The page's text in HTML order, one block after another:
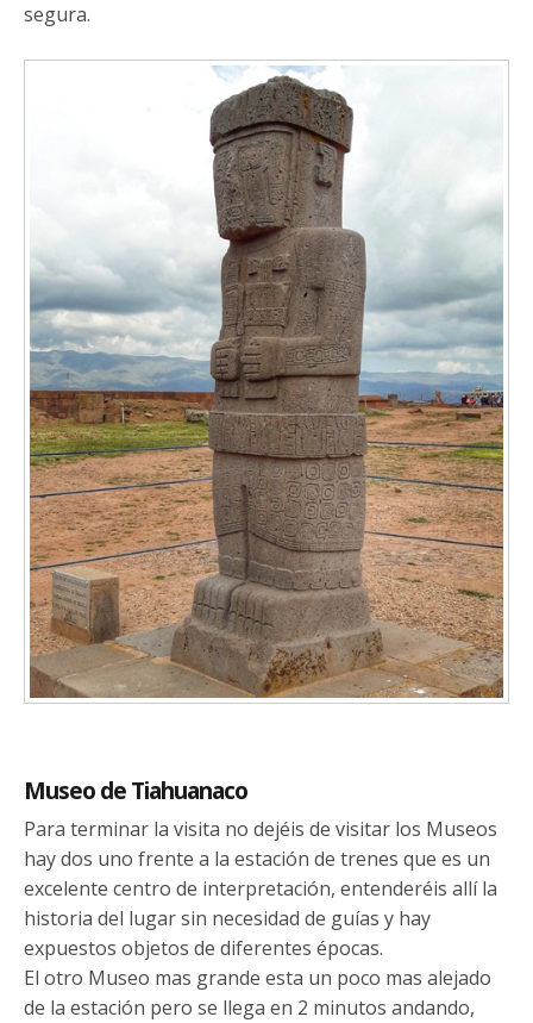
segura.
Museo de Tiahuanaco
Para terminar la visita no dejéis de visitar los Museos
hay dos uno frente a la estación de trenes que es un
excelente centro de interpretación, entenderéis allí la
historia del lugar sin necesidad de guías y hay
expuestos objetos de diferentes épocas.
El otro Museo mas grande esta un poco mas alejado
de la estación pero se llega en 2 minutos andando,